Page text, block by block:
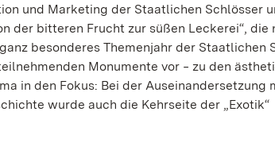
und Marketing der Staatlichen Schlösser
der bitteren Frucht zur süßen Leckerei“, die
besonderes Themenjahr der Staatlichen
Monumente vor ‒ zu den
in den Fokus: Bei der Auseinandersetzung
wurde auch die Kehrseite der „Exotik“